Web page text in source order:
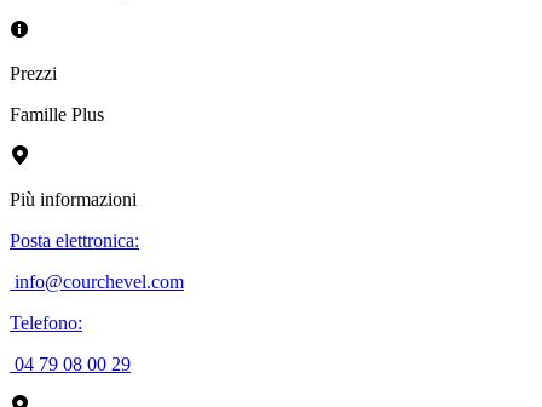
Prezzi
Famille Plus
Più informazioni
Posta elettronica:
info@courchevel.com
Telefono:
04 79 08 00 29